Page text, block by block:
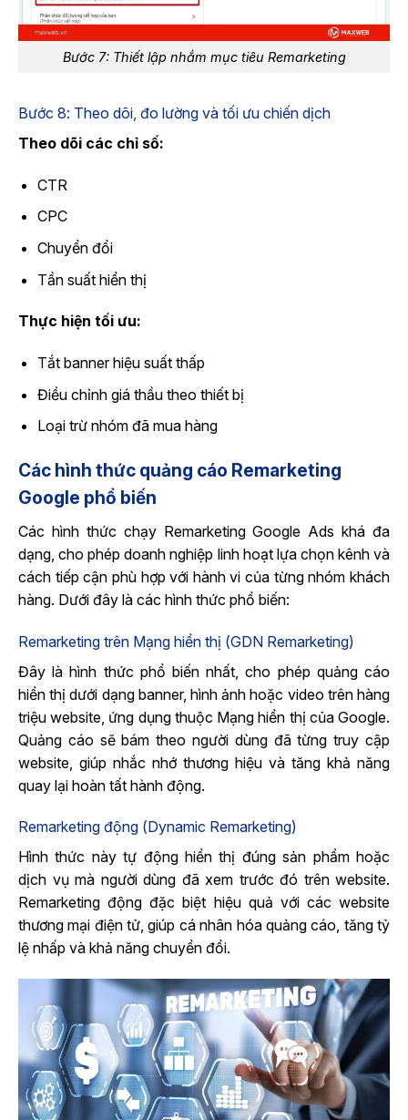
Bước 7: Thiết lập nhắm mục tiêu Remarketing
Bước 8: Theo dõi, đo lường và tối ưu chiến dịch
Theo dõi các chỉ số:
CTR
CPC
Chuyển đổi
Tần suất hiển thị
Thực hiện tối ưu:
Tắt banner hiệu suất thấp
Điều chỉnh giá thầu theo thiết bị
Loại trừ nhóm đã mua hàng
Các hình thức quảng cáo Remarketing
Google​ phổ biến
Các hình thức chạy Remarketing Google Ads​ khá đa
dạng, cho phép doanh nghiệp linh hoạt lựa chọn kênh và
cách tiếp cận phù hợp với hành vi của từng nhóm khách
hàng. Dưới đây là các hình thức phổ biến:
Remarketing trên Mạng hiển thị (GDN Remarketing)
Đây là hình thức phổ biến nhất, cho phép quảng cáo
hiển thị dưới dạng banner, hình ảnh hoặc video trên hàng
triệu website, ứng dụng thuộc Mạng hiển thị của Google.
Quảng cáo sẽ bám theo người dùng đã từng truy cập
website, giúp nhắc nhớ thương hiệu và tăng khả năng
quay lại hoàn tất hành động.
Remarketing động (Dynamic Remarketing)
Hình thức này tự động hiển thị đúng sản phẩm hoặc
dịch vụ mà người dùng đã xem trước đó trên website.
Remarketing động đặc biệt hiệu quả với các website
thương mại điện tử, giúp cá nhân hóa quảng cáo, tăng tỷ
lệ nhấp và khả năng chuyển đổi.